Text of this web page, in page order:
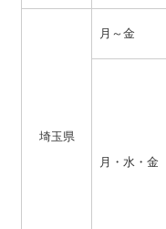
埼玉県
月～金
月・水・金